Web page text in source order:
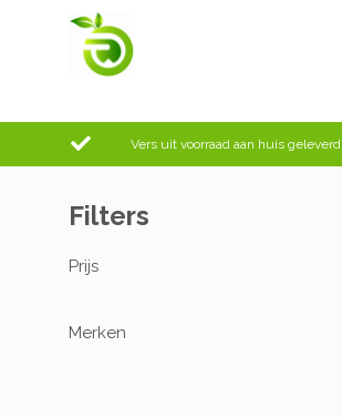
Vers uit voorraad aan huis geleverd
Filters
Prijs
Merken